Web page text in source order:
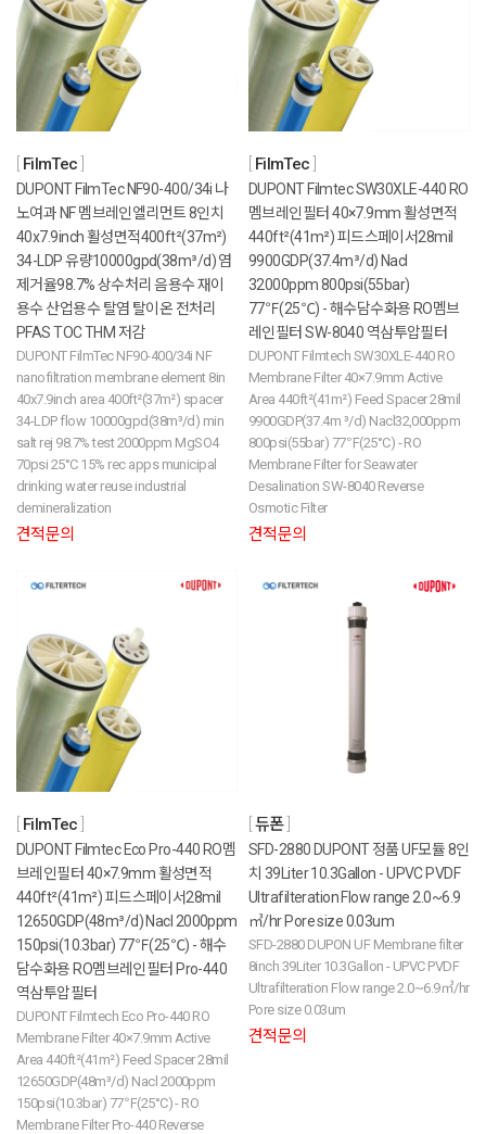
FilmTec
DUPONT FilmTec NF90-400/34i 나
노여과 NF 멤브레인엘리먼트 8인치
40x7.9inch 활성면적400ft²(37m²)
34-LDP 유량10000gpd(38m³/d) 염
제거율98.7% 상수처리 음용수 재이
용수 산업용수 탈염 탈이온 전처리
PFAS TOC THM 저감
DUPONT FilmTec NF90-400/34i NF
nanofiltration membrane element 8in
40x7.9inch area 400ft²(37m²) spacer
34-LDP flow 10000gpd(38m³/d) min
salt rej 98.7% test 2000ppm MgSO4
70psi 25°C 15% rec apps municipal
drinking water reuse industrial
demineralization
견적문의
FilmTec
DUPONT Filmtec SW30XLE-440 RO
멤브레인필터 40×7.9mm 활성면적
440ft²(41m²) 피드스페이서28mil
9900GDP(37.4m³/d) Nacl
32000ppm 800psi(55bar)
77℉(25℃) - 해수담수화용 RO멤브
레인필터 SW-8040 역삼투압필터
DUPONT Filmtech SW30XLE-440 RO
Membrane Filter 40×7.9mm Active
Area 440ft²(41m²) Feed Spacer 28mil
9900GDP(37.4m ³/d) Nacl32,000ppm
800psi(55bar) 77℉(25°C) - RO
Membrane Filter for Seawater
Desalination SW-8040 Reverse
Osmotic Filter
견적문의
FilmTec
DUPONT Filmtec Eco Pro-440 RO멤
브레인필터 40×7.9mm 활성면적
440ft²(41m²) 피드스페이서28mil
12650GDP(48m³/d) Nacl 2000ppm
150psi(10.3bar) 77℉(25℃) - 해수
담수화용 RO멤브레인필터 Pro-440
역삼투압필터
DUPONT Filmtech Eco Pro-440 RO
Membrane Filter 40×7.9mm Active
Area 440ft²(41m²) Feed Spacer 28mil
12650GDP(48m³/d) Nacl 2000ppm
150psi(10.3bar) 77℉(25°C) - RO
Membrane Filter Pro-440 Reverse
듀폰
SFD-2880 DUPONT 정품 UF모듈 8인
치 39Liter 10.3Gallon - UPVC PVDF
Ultrafilteration Flow range 2.0~6.9
㎥/hr Pore size 0.03um
SFD-2880 DUPON UF Membrane filter
8inch 39Liter 10.3Gallon - UPVC PVDF
Ultrafilteration Flow range 2.0~6.9㎥/hr
Pore size 0.03um
견적문의